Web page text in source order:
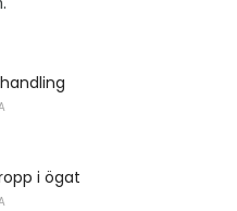
i ögat